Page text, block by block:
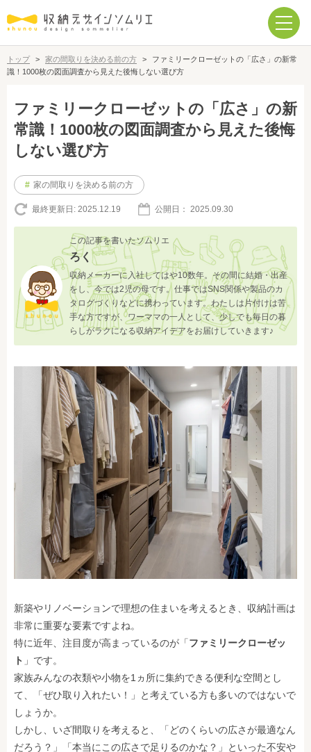
トップ > 家の間取りを決める前の方 >
ファミリークローゼットの「広さ」の新常
識！1000枚の図面調査から見えた後悔しない選び方
ファミリークローゼットの「広さ」の新
常識！1000枚の図面調査から見えた後悔
しない選び方
# 家の間取りを決める前の方
最終更新日: 2025.12.19 公開日： 2025.09.30
この記事を書いたソムリエ
ろく
収納メーカーに入社してはや10数年。その間に結婚・出産
をし、今では2児の母です。仕事ではSNS関係や製品のカ
タログづくりなどに携わっています。わたしは片付けは苦
手な方ですが、ワーママの一人として、少しでも毎日の暮
らしがラクになる収納アイデアをお届けしていきます♪
新築やリノベーションで理想の住まいを考えるとき、収納計画は
非常に重要な要素ですよね。
特に近年、注目度が高まっているのが「ファミリークローゼッ
ト 」です。
家族みんなの衣類や小物を1ヵ所に集約できる便利な空間とし
て、「ぜひ取り入れたい！」と考えている方も多いのではないで
しょうか。
しかし、いざ間取りを考えると、「どのくらいの広さが最適なん
だろう？」「本当にこの広さで足りるのかな？」といった不安や